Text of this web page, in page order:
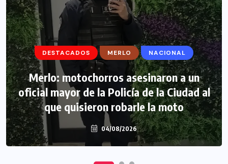
DESTACADOS MERLO NACIONAL
Merlo: motochorros asesinaron a un
oficial mayor de la Policía de la Ciudad al
que quisieron robarle la moto
04/08/2026
DESTACADOS MERLO MORÓN
Morón: se negó a declarar la funcionaria
narco y seguirá detenida camino a
prisión preventiva
04/08/2026